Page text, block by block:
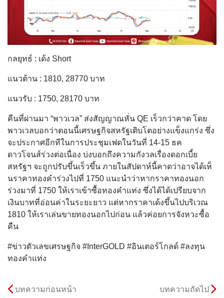
กลยุทธ์ : เด้ง Short
แนวต้าน : 1810, 28770 บาท
แนวรับ : 1750, 28170 บาท
คืนที่ผ่านมา “พาวเวล” ส่งสัญญาณหั่น QE เร็วกว่าคาด โดย
พาวเวลบอกว่าตอนนี้เศรษฐกิจสหรัฐเติบโตอย่างแข็งแกร่ง ซึ่ง
จะประกาศอีกทีในการประชุมเฟดในวันที่ 14-15 ธค
ดาวโจนส์ร่วงต่อเนื่อง บ่งบอกถึงความกังวลเรื่องดอกเบี้ย
สหรัฐฯ จะถูกปรับขึ้นเร็วขึ้น ภายในสัปดาห์นี้คาดว่าอาจได้เห็
นราคาทองคำร่วงไปที่ 1750 แนะนำว่าหากราคาทองนอก
ร่วงมาที่ 1750 ให้เราเข้าซื้อทองคำแท่ง ซึ่งได้ได้เปรียบจาก
เงินบาทที่อ่อนค่าในระยะยาว แต่หากราคาเด้งขึ้นไปบริเวณ
1810 ให้เราเล่นขายทองนอกไปก่อน แล้วค่อยการจังหวะซื้อ
คืน
#ข่าวตัวเลขเศรษฐกิจ #InterGOLD #อินเตอร์โกลด์ #ลงทุน
ทองคำแท่ง
บทความก่อนหน้า บทความถัดไป